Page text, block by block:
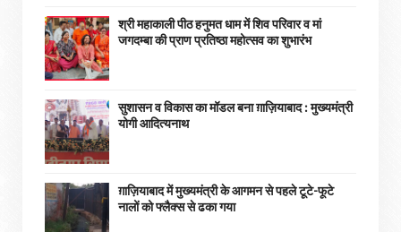
श्री महाकाली पीठ हनुमत धाम में शिव परिवार व मां
जगदम्बा की प्राण प्रतिष्ठा महोत्सव का शुभारंभ
सुशासन व विकास का मॉडल बना ग़ाज़ियाबाद : ​मुख्यमंत्री
योगी आदित्यनाथ
ग़ाज़ियाबाद में मुख्यमंत्री के आगमन से पहले टूटे-फूटे
नालों को फ्लैक्स से ढका गया